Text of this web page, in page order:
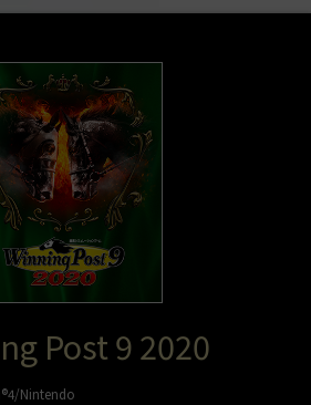
Post 9 2020
Nintendo